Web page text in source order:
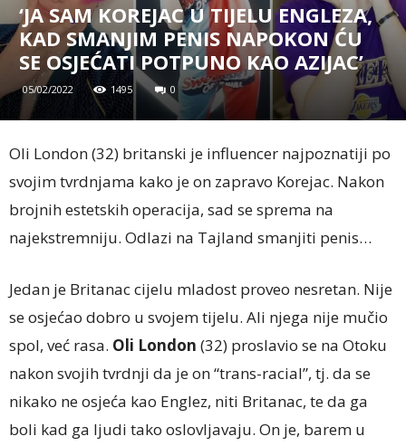
‘JA SAM KOREJAC U TIJELU ENGLEZA,
KAD SMANJIM PENIS NAPOKON ĆU
SE OSJEĆATI POTPUNO KAO AZIJAC’
05/02/2022 1495 0
Oli London (32) britanski je influencer najpoznatiji po
svojim tvrdnjama kako je on zapravo Korejac. Nakon
brojnih estetskih operacija, sad se sprema na
najekstremniju. Odlazi na Tajland smanjiti penis…
Jedan je Britanac cijelu mladost proveo nesretan. Nije
se osjećao dobro u svojem tijelu. Ali njega nije mučio
spol, već rasa. Oli London (32) proslavio se na Otoku
nakon svojih tvrdnji da je on “trans-racial”, tj. da se
nikako ne osjeća kao Englez, niti Britanac, te da ga
boli kad ga ljudi tako oslovljavaju. On je, barem u